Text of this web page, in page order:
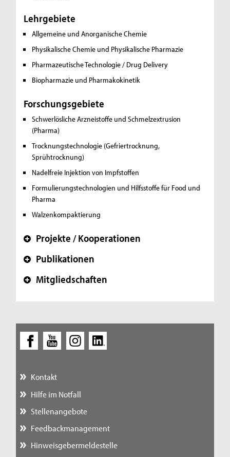
Lehrgebiete
Allgemeine und Anorganische Chemie
Physikalische Chemie und Physikalische Pharmazie
Pharmazeutische Technologie / Drug Delivery
Biopharmazie und Pharmakokinetik
Forschungsgebiete
Schwerlösliche Arzneistoffe und Schmelzextrusion
(Pharma)
Trocknungstechnologie (Gefriertrocknung,
Sprühtrocknung)
Nadelfreie Injektion von Impfstoffen
Formulierungstechnologien und Hilfsstoffe für Food und
Pharma
Walzenkompaktierung
+ Projekte / Kooperationen
+ Publikationen
+ Mitgliedschaften
Kontakt
Hilfe im Notfall
Stellenangebote
Feedbackmanagement
Hinweisgebermeldestelle